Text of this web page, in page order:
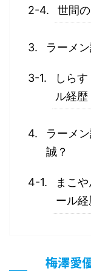
世間
ラーメ
しら
ル経歴
ラーメ
誠？
まこ
ール経
梅澤愛